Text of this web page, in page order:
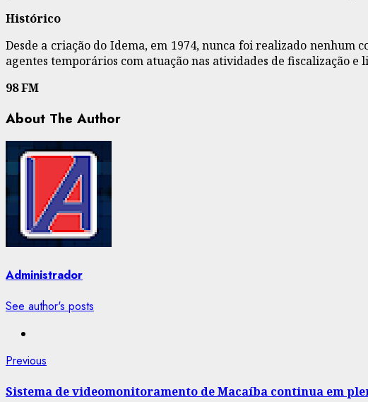
Histórico
Desde a criação do Idema, em 1974, nunca foi realizado
agentes temporários com atuação nas atividades de fiscalização e
98 FM
About The Author
Administrador
See author's posts
Post
navigation
Previous
Sistema de videomonitoramento de Macaíba continua em